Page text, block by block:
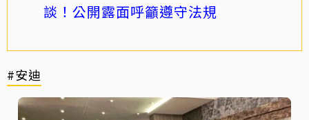
談！公開露面呼籲遵守法規
#安迪